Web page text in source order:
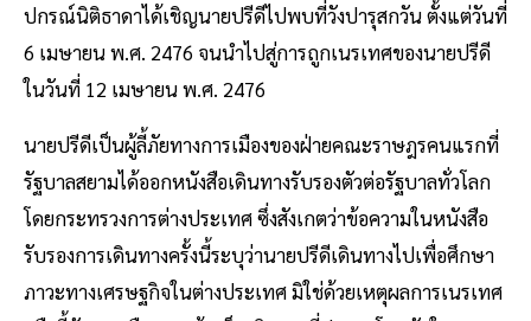
ปกรณ์นิติธาดาได้เชิญนายปรีดีไปพบที่วังปารุสกวัน ตั้งแต่วันที่
6 เมษายน พ.ศ. 2476 จนนำไปสู่การถูกเนรเทศของนายปรีดี
ในวันที่ 12 เมษายน พ.ศ. 2476
นายปรีดีเป็นผู้ลี้ภัยทางการเมืองของฝ่ายคณะราษฎรคนแรกที่
รัฐบาลสยามได้ออกหนังสือเดินทางรับรองตัวต่อรัฐบาลทั่วโลก
โดยกระทรวงการต่างประเทศ ซึ่งสังเกตว่าข้อความในหนังสือ
รับรองการเดินทางครั้งนี้ระบุว่านายปรีดีเดินทางไปเพื่อศึกษา
ภาวะทางเศรษฐกิจในต่างประเทศ มิใช่ด้วยเหตุผลการเนรเทศ